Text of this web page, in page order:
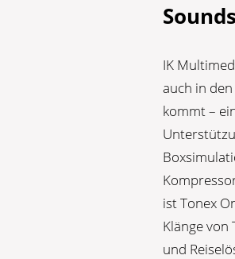
Sounds
IK
auch in
kommt –
ist Tonex
Klänge von
und